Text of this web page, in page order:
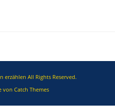
erzählen All Rights Reserved.
von Catch Themes